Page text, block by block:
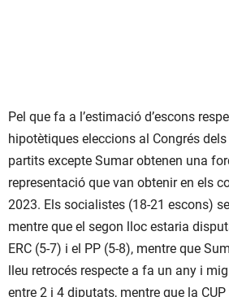
Pel que fa a l’estimació d’escons
hipotètiques eleccions al Congrés
partits excepte Sumar obtenen una
representació que van obtenir en els
2023. Els socialistes (18-21 escons)
mentre que el segon lloc estaria
ERC (5-7) i el PP (5-8), mentre que
lleu retrocés respecte a fa un any i
entre 2 i 4 diputats, mentre que la